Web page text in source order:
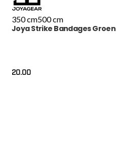
350 cm500 cm
Joya Strike Bandages Groen
20.00